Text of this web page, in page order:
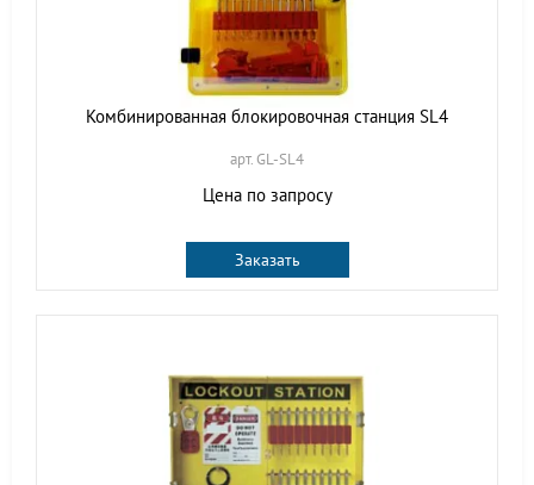
Комбинированная блокировочная станция SL4
арт. GL-SL4
Цена по запросу
Заказать